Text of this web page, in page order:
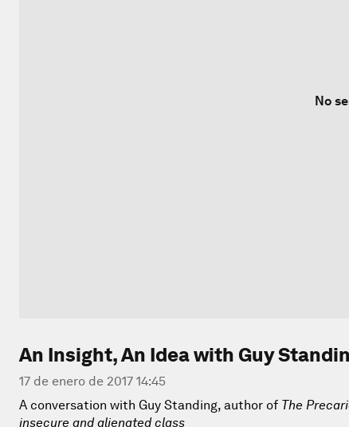
No
An Insight, An Idea with Guy
17 de enero de 2017 14:45
A conversation with Guy Standing, author of The
insecure and alienated class